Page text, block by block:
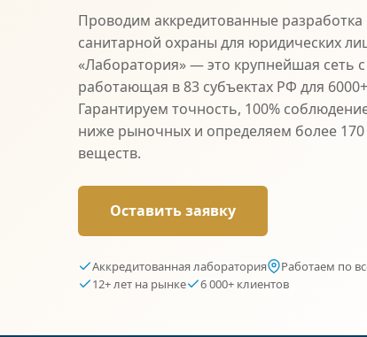
Проводим аккредитованные разработка
санитарной охраны для юридических
«Лаборатория» — это крупнейшая сеть
работающая в 83 субъектах РФ для
Гарантируем точность, 100%
ниже рыночных и определяем более
веществ.
Оставить заявку
Аккредитованная лаборатория
Работаем по
12+ лет на рынке
6 000+ клиентов